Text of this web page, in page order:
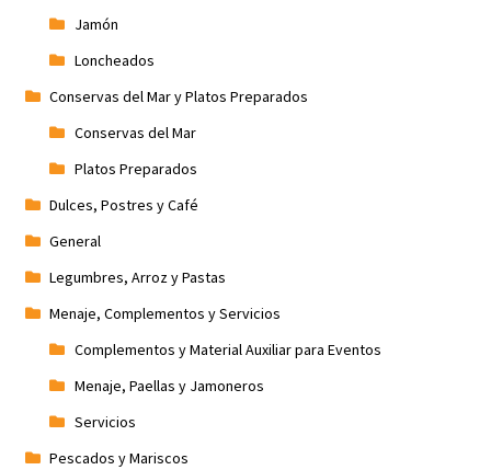
Jamón
Loncheados
Conservas del Mar y Platos Preparados
Conservas del Mar
Platos Preparados
Dulces, Postres y Café
General
Legumbres, Arroz y Pastas
Menaje, Complementos y Servicios
Complementos y Material Auxiliar para Eventos
Menaje, Paellas y Jamoneros
Servicios
Pescados y Mariscos